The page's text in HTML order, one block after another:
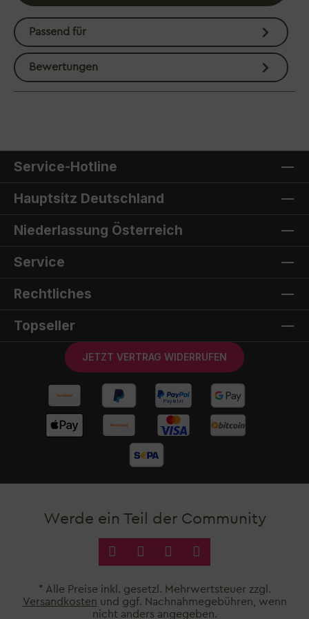
Passend für
Bewertungen
Service-Hotline
Hauptsitz Deutschland
Niederlassung Österreich
Service
Rechtliches
Topseller
JETZT VERTRAG WIDERRUFEN
Werde ein Teil der Community
* Alle Preise inkl. gesetzl. Mehrwertsteuer zzgl.
Versandkosten und ggf. Nachnahmegebühren, wenn
nicht anders angegeben.